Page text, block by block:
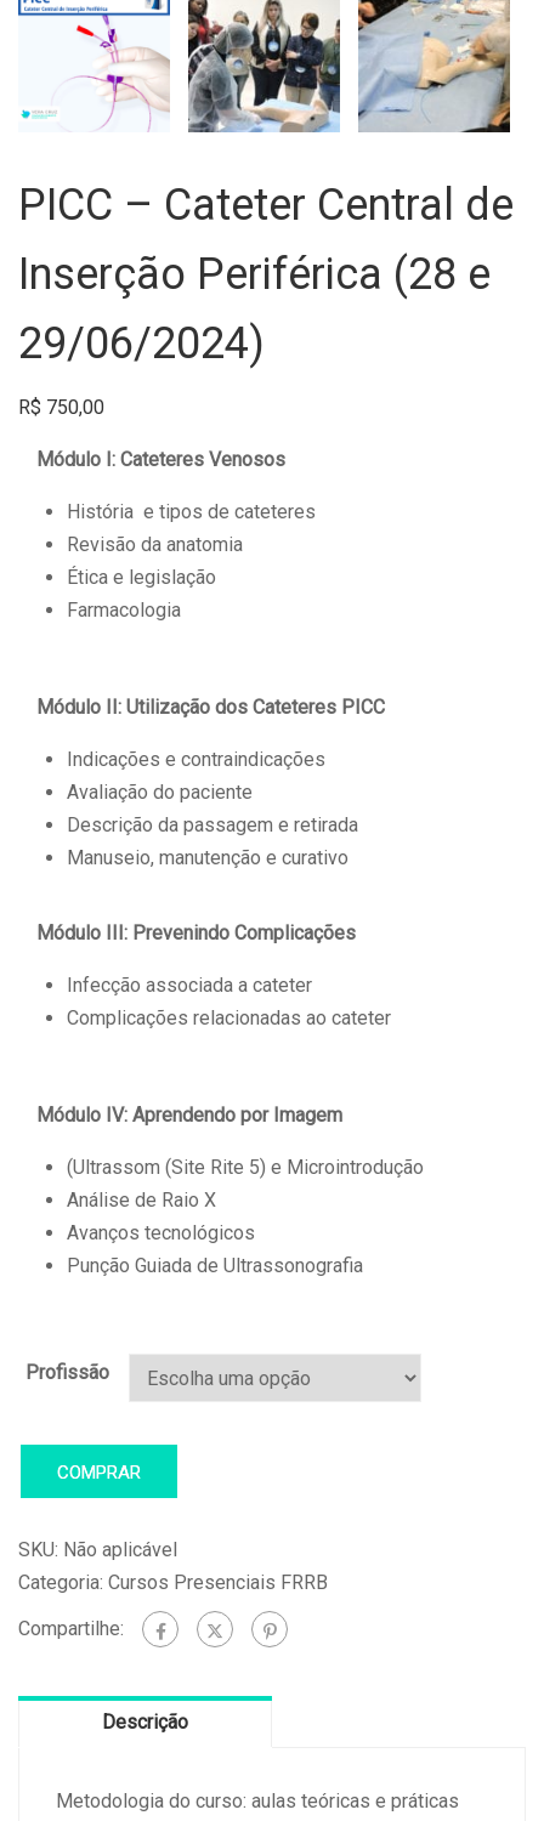
PICC – Cateter Central de
Inserção Periférica (28 e
29/06/2024)
R$ 750,00
Módulo I: Cateteres Venosos
História e tipos de cateteres
Revisão da anatomia
Ética e legislação
Farmacologia
Módulo II: Utilização dos Cateteres PICC
Indicações e contraindicações
Avaliação do paciente
Descrição da passagem e retirada
Manuseio, manutenção e curativo
Módulo III: Prevenindo Complicações
Infecção associada a cateter
Complicações relacionadas ao cateter
Módulo IV: Aprendendo por Imagem
(Ultrassom (Site Rite 5) e Microintrodução
Análise de Raio X
Avanços tecnológicos
Punção Guiada de Ultrassonografia
Profissão
COMPRAR
SKU: Não aplicável
Categoria: Cursos Presenciais FRRB
Compartilhe:
Descrição
Metodologia do curso: aulas teóricas e práticas